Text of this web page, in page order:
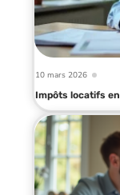
10 mars 2026
Impôts locatifs